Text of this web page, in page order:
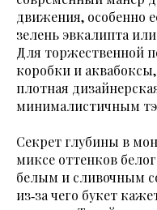
движения, особенно
зелень эвкалипта
Для торжественной
коробки и
плотная
минималистичным
Секрет глубины в
миксе оттенков
белым и сливочным
из‑за чего букет